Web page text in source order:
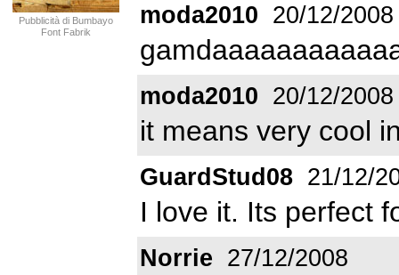
Pubblicità di Bumbayo
Font Fabrik
moda2010 20/12/2008
moda2010 20/12/2008
it means very cool
GuardStud08 21/12/
I love it. Its perfect
Norrie 27/12/2008